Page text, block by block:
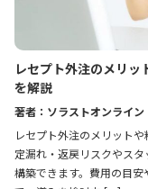
レセプト外注のメリ
を解説
著者：ソラストオンライン
レセプト外注のメリット
定漏れ・返戻リスクやス
構築できます。費用の目